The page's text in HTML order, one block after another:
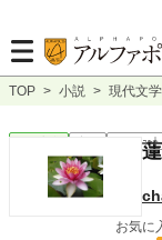
TOP > 小説 > 現代文
ｼｮｰﾄｼｮｰﾄ
お気に